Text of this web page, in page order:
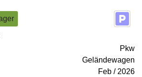
Pkw
Geländewagen
Feb / 2026